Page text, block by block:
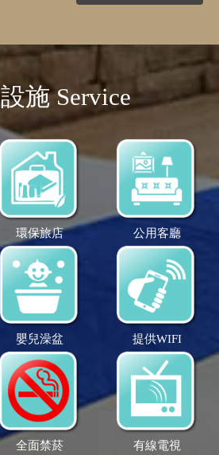
施 Service
環保旅店 公用客廳
嬰兒澡盆 提供WIFI
全面禁菸 有線電視